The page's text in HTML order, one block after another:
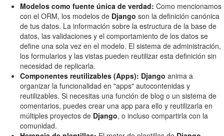
Modelos como fuente única de verdad: Como mencionamos
con el ORM, los modelos de Django son la definición canónica
de tus datos. La información sobre la estructura de la base de
datos, las validaciones y el comportamiento de los datos se
define una sola vez en el modelo. El sistema de administración,
los formularios y las vistas pueden reutilizar esta definición sin
necesidad de replicarla.
Componentes reutilizables (Apps): Django anima a
organizar la funcionalidad en "apps" autocontenidas y
reutilizables. Si necesitas una función de blog o un sistema de
comentarios, puedes crear una app para ello y reutilizarla en
múltiples proyectos de Django, o incluso compartirla con la
comunidad.